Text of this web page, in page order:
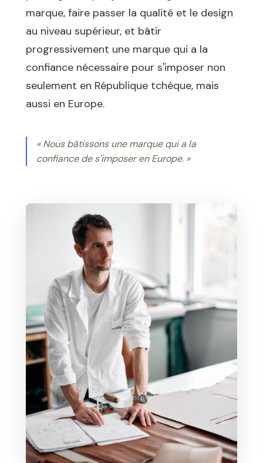
marque, faire passer la qualité et le design
au niveau supérieur, et bâtir
progressivement une marque qui a la
confiance nécessaire pour s'imposer non
seulement en République tchèque, mais
aussi en Europe.
« Nous bâtissons une marque qui a la
confiance de s'imposer en Europe. »